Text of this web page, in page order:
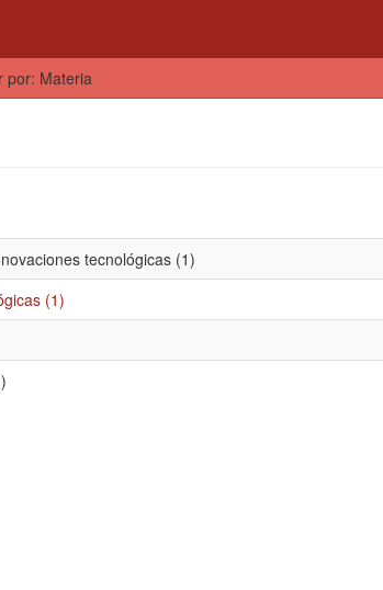
por: Materia
tecnológicas (1)
(1)